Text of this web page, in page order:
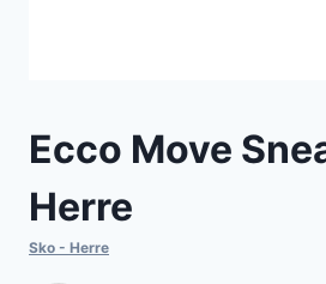
Ecco Move
Herre
Sko - Herre